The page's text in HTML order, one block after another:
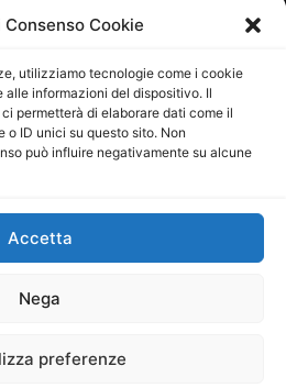
Cookie
utilizziamo tecnologie come i cookie
informazioni del dispositivo. Il
permetterà di elaborare dati come il
ID unici su questo sito. Non
può influire negativamente su alcune
Accetta
Nega
preferenze
09/2015
Maurizio Scaglione
Maria Calabrese
06334930820
Società Cooperativa a r.l. è
Operatori di Comunicazione al
srl–info@ladigitale.it